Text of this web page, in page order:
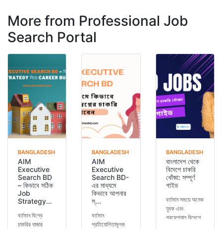
More from Professional Job
Search Portal
BANGLADESH
AIM
Executive
Search BD
– কিভাবে সঠিক
Job
Strategy...
বর্তমান বিশ্বে
চাকরির বাজার
BANGLADESH
AIM
Executive
Search BD-
এর মাধ্যমে
কিভাবে আপনার
স্...
বর্তমান
প্রতিযোগিতামূলক
BANGLADESH
বাংলাদেশ থেকে
বিদেশে চাকরি
খোঁজা: সম্পূর্ণ
গাইড
বর্তমান সময়ে অনেক
যুবক এবং
প্রফেশনাল বিদেশে